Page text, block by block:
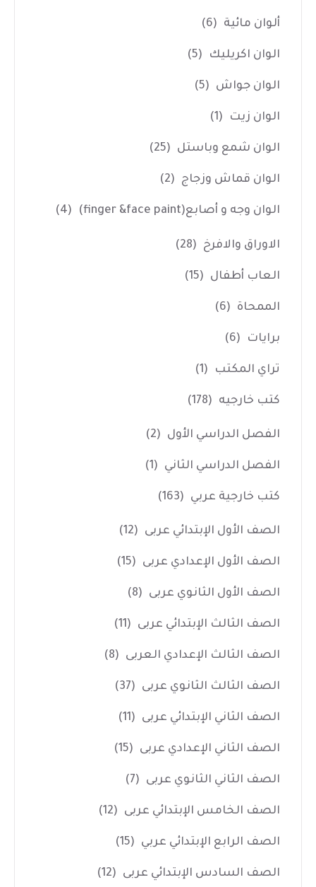
ألوان مائية (6)
الوان اكريليك (5)
الوان جواش (5)
الوان زيت (1)
الوان شمع وباستل (25)
الوان قماش وزجاج (2)
الوان وجه و أصابع(finger &face paint) (4)
الاوراق والافرخ (28)
العاب أطفال (15)
الممحاة (6)
برايات (6)
تراي المكتب (1)
كتب خارجيه (178)
الفصل الدراسي الأول (2)
الفصل الدراسي الثاني (1)
كتب خارجية عربي (163)
الصف الأول الإبتدائي عربى (12)
الصف الأول الإعدادي عربى (15)
الصف الأول الثانوي عربى (8)
الصف الثالث الإبتدائي عربى (11)
الصف الثالث الإعدادي العربى (8)
الصف الثالث الثانوي عربى (37)
الصف الثاني الإبتدائي عربى (11)
الصف الثاني الإعدادي عربى (15)
الصف الثاني الثانوي عربى (7)
الصف الخامس الإبتدائي عربى (12)
الصف الرابع الإبتدائي عربي (15)
الصف السادس الإبتدائي عربى (12)